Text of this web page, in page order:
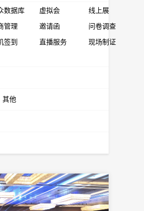
数据库 虚拟会
线上展
管理 邀请函
问卷调查
签到 直播服务
现场制证
其他